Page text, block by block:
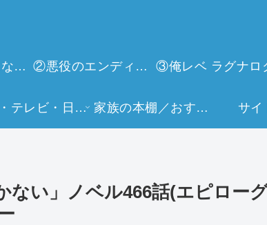
①今世は当主になります ②悪役のエンディングは死のみ ③俺レベ ラグナロ
映画・テレビ・日常生活 家族の本棚／おすすめミュージアム サイ
ない」ノベル466話(エピロー